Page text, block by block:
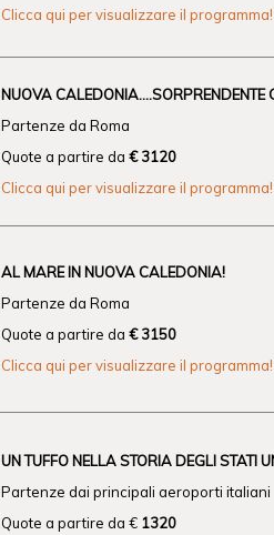
Clicca qui per visualizzare il programma!
NUOVA CALEDONIA....SORPRENDENTE
Partenze da Roma
Quote a partire da € 3120
Clicca qui per visualizzare il programma!
AL MARE IN NUOVA CALEDONIA!
Partenze da Roma
Quote a partire da € 3150
Clicca qui per visualizzare il programma!
UN TUFFO NELLA STORIA DEGLI STATI
Partenze dai principali aeroporti italiani
Quote a partire da € 1320